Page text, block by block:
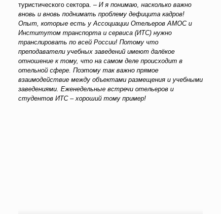
туристического сектора. – И я понимаю, насколько важно
вновь и вновь поднимать проблему дефицита кадров!
Опыт, которые есть у Ассоциации Отельеров АМОС и
Институтом транспорта и сервиса (ИТС) нужно
транслировать по всей России! Потому что
преподаватели учебных заведений имеют далёкое
отношение к тому, что на самом деле происходит в
отельной сфере. Поэтому так важно прямое
взаимодействие между объектами размещения и учебными
заведениями. Еженедельные встречи отельеров и
студентов ИТС – хороший тому пример!